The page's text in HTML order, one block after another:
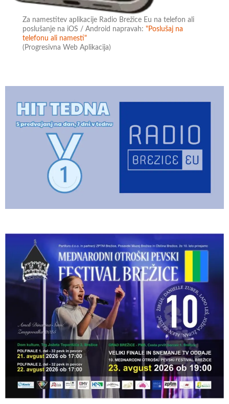
Za namestitev aplikacije Radio Brežice Eu na telefon ali
poslušanje na iOS / Android napravah:"Poslušaj na
telefonu ali namesti"
(Progresivna Web Aplikacija)